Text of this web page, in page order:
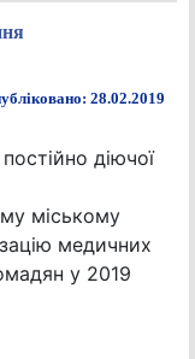
28.02.2019
діючої
міському
медичних
у 2019